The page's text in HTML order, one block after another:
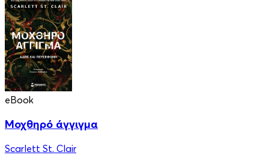
eBook
Μοχθηρό άγγιγμα
Scarlett St. Clair